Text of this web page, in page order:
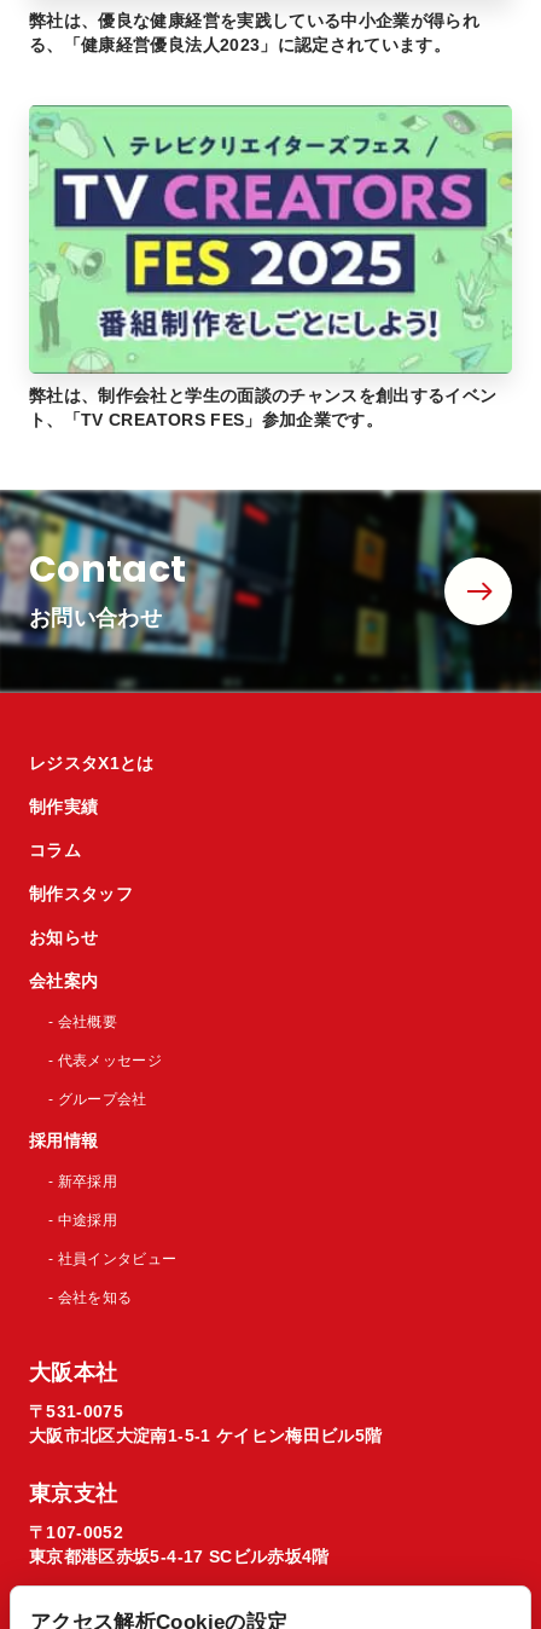
弊社は、優良な健康経営を実践している中小企業が得られ
る、「健康経営優良法人2023」に認定されています。
弊社は、制作会社と学生の面談のチャンスを創出するイベン
ト、「TV CREATORS FES」参加企業です。
Contact
お問い合わせ
レジスタX1とは
制作実績
コラム
制作スタッフ
お知らせ
会社案内
- 会社概要
- 代表メッセージ
- グループ会社
採用情報
- 新卒採用
- 中途採用
- 社員インタビュー
- 会社を知る
大阪本社
〒531-0075
大阪市北区大淀南1-5-1 ケイヒン梅田ビル5階
東京支社
〒107-0052
東京都港区赤坂5-4-17 SCビル赤坂4階
アクセス解析Cookieの設定